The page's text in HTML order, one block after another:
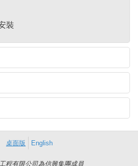
裝
contents
contents
桌面版 English
程有限公司為信興集團成員